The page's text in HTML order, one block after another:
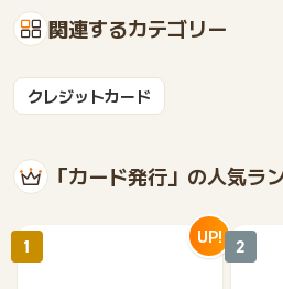
関連するカテゴリー
クレジットカード
「カード発行」の人気ラ
1 UP! 2